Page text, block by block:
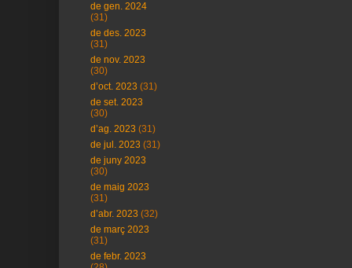
de gen. 2024
(31)
de des. 2023
(31)
de nov. 2023
(30)
d’oct. 2023 (31)
de set. 2023
(30)
d’ag. 2023 (31)
de jul. 2023 (31)
de juny 2023
(30)
de maig 2023
(31)
d’abr. 2023 (32)
de març 2023
(31)
de febr. 2023